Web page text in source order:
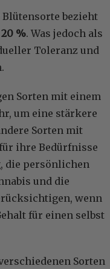
bezieht
%. Was jedoch als
Toleranz und
Sorten mit einem
um eine stärkere
Sorten mit
ihre Bedürfnisse
die persönlichen
und die
wenn
für einen selbst
Sorten